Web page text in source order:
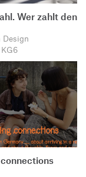
Wer zahlt den
Design